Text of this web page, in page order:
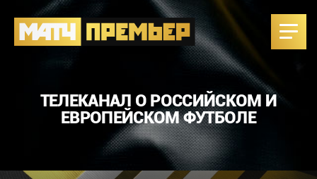
ТЕЛЕКАНАЛ О РОССИЙСКОМ И
ЕВРОПЕЙСКОМ ФУТБОЛЕ